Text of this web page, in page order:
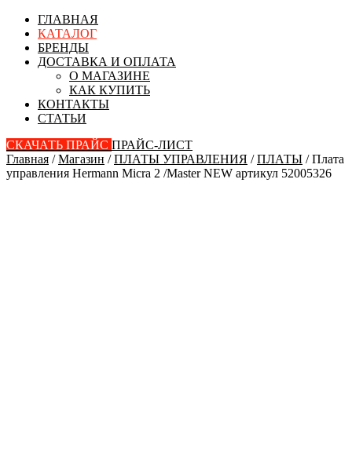
ГЛАВНАЯ
КАТАЛОГ
БРЕНДЫ
ДОСТАВКА И ОПЛАТА
О МАГАЗИНЕ
КАК КУПИТЬ
КОНТАКТЫ
СТАТЬИ
СКАЧАТЬ ПРАЙС ПРАЙС-ЛИСТ
Главная /Магазин /ПЛАТЫ УПРАВЛЕНИЯ /ПЛАТЫ / Плата
управления Hermann Micra 2 /Master NEW артикул 52005326